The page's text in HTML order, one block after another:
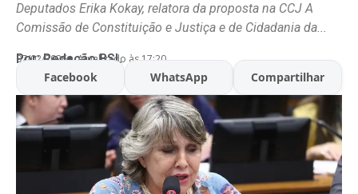
Deputados Erika Kokay, relatora da proposta na CCJ A
Comissão de Constituição e Justiça e de Cidadania da...
Por:Redação BSL
07/02/2026 Atualizado às 17:20
Facebook WhatsApp Compartilhar